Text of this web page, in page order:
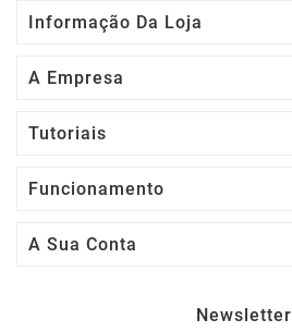
Informação Da Loja
A Empresa
Tutoriais
Funcionamento
A Sua Conta
Newsletter